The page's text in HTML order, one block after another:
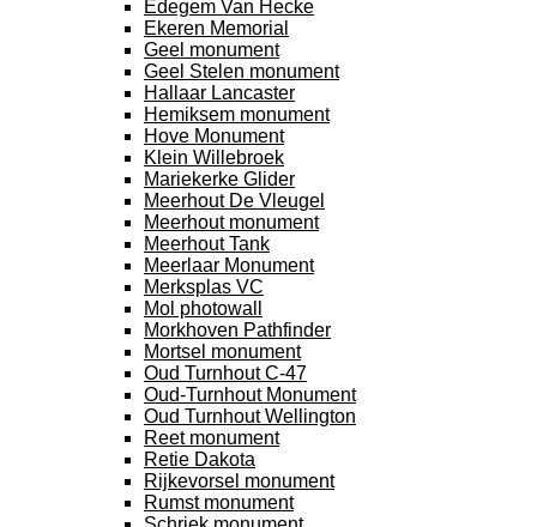
Edegem Van Hecke
Ekeren Memorial
Geel monument
Geel Stelen monument
Hallaar Lancaster
Hemiksem monument
Hove Monument
Klein Willebroek
Mariekerke Glider
Meerhout De Vleugel
Meerhout monument
Meerhout Tank
Meerlaar Monument
Merksplas VC
Mol photowall
Morkhoven Pathfinder
Mortsel monument
Oud Turnhout C-47
Oud-Turnhout Monument
Oud Turnhout Wellington
Reet monument
Retie Dakota
Rijkevorsel monument
Rumst monument